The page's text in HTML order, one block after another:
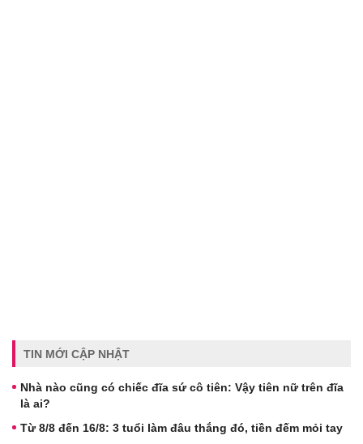
TIN MỚI CẬP NHẬT
Nhà nào cũng có chiếc đĩa sứ cô tiên: Vậy tiên nữ trên đĩa
là ai?
Từ 8/8 đến 16/8: 3 tuổi làm đâu thắng đó, tiền đếm mỏi tay